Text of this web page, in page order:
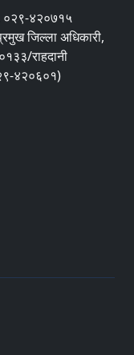
०२९-४२०७१५
जिल्ला अधिकारी,
राहदानी
४२०६०१)